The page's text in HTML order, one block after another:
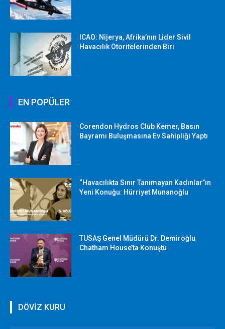
ICAO: Nijerya, Afrika’nın Lider Sivil
Havacılık Otoritelerinden Biri
EN POPÜLER
Corendon Hydros Club Kemer, Basın
Bayramı Buluşmasına Ev Sahipliği Yaptı
“Havacılıkta Sınır Tanımayan Kadınlar”ın
Yeni Konuğu: Hürriyet Munanoğlu
TUSAŞ Genel Müdürü Dr. Demiroğlu
Chatham House’ta Konuştu
DÖVİZ KURU